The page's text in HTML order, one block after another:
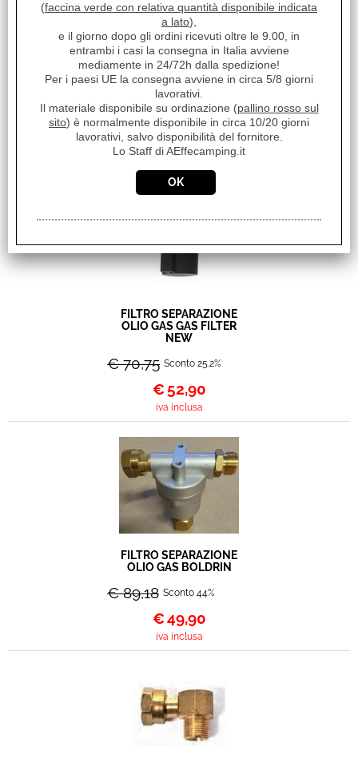
FILTRO SEPARAZIONE
OLIO GAS GAS FILTER
NEW CONF.2PZ
€ 115,89 Sconto 39.7%
€69,90
FILTRO SEPARAZIONE
OLIO GAS GAS FILTER
NEW
€ 70,75 Sconto 25.2%
€ 52,90
iva inclusa
FILTRO SEPARAZIONE
OLIO GAS BOLDRIN
€ 89,18 Sconto 44%
€49,90
iva inclusa
(faccina verde con relativa quantità disponibile indicata
a lato),
e il giorno dopo gli ordini ricevuti oltre le 9.00, in
entrambi i casi la consegna in Italia avviene
mediamente in 24/72h dalla spedizione!
Per i paesi UE la consegna avviene in circa 5/8 giorni
lavorativi.
Il materiale disponibile su ordinazione (pallino rosso sul
sito) è normalmente disponibile in circa 10/20 giorni
lavorativi, salvo disponibilità del fornitore.
Lo Staff di AEffecamping.it